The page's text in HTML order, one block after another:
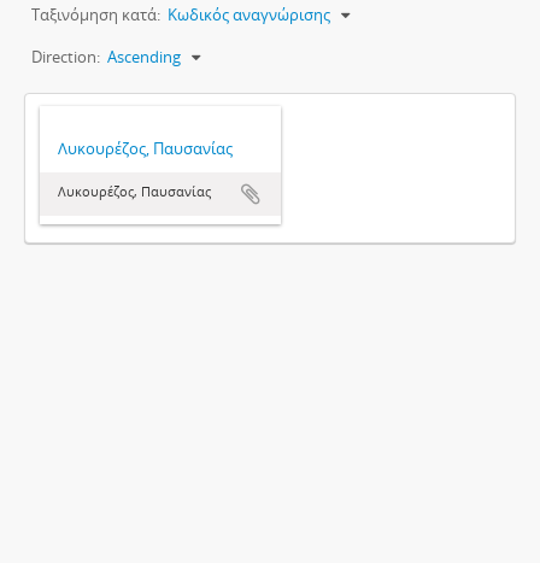
Ταξινόμηση κατά: Κωδικός αναγνώρισης
Direction: Ascending
Λυκουρέζος, Παυσανίας
Λυκουρέζος, Παυσανίας